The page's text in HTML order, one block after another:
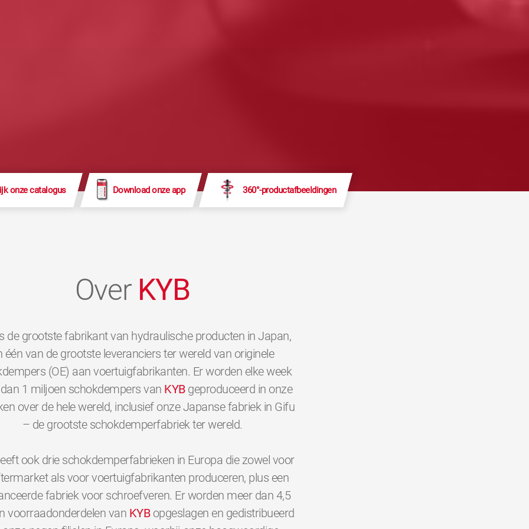
onze catalogus Download onze app 360°-productafbeeldingen
Over KYB
de grootste fabrikant van hydraulische producten in Japan,
één van de grootste leveranciers ter wereld van originele
(OE) aan voertuigfabrikanten. Er worden elke week
1 miljoen schokdempers van KYBgeproduceerd in onze
over de hele wereld, inclusief onze Japanse fabriek in Gifu
– de grootste schokdemperfabriek ter wereld.
ook drie schokdemperfabrieken in Europa die zowel voor
als voor voertuigfabrikanten produceren, plus een
fabriek voor schroefveren. Er worden meer dan 4,5
voorraadonderdelen van KYBopgeslagen en gedistribueerd